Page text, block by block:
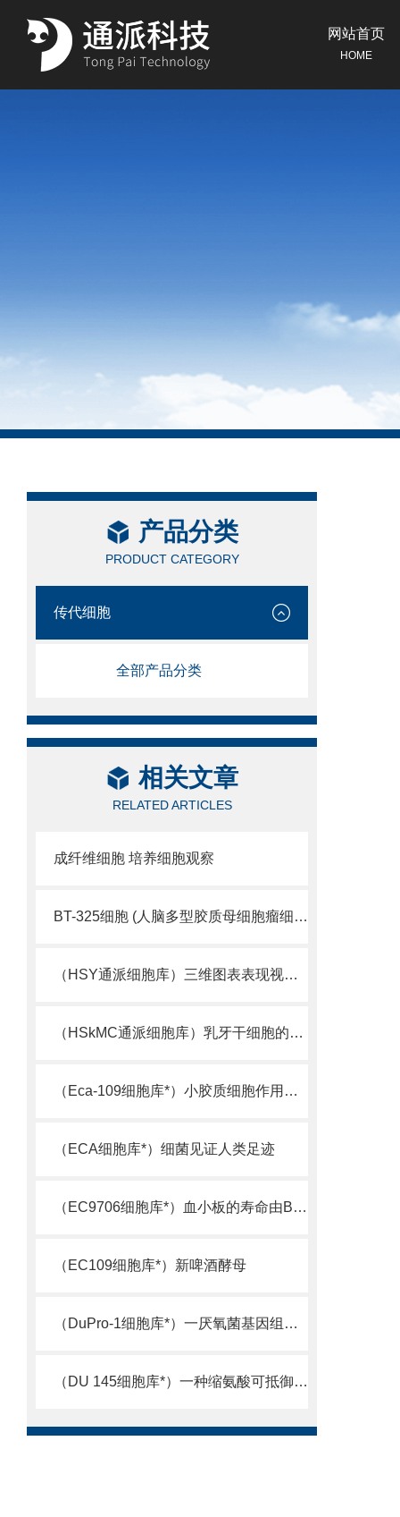
网站首页
HOME
产品分类
PRODUCT CATEGORY
传代细胞
全部产品分类
相关文章
RELATED ARTICLES
成纤维细胞 培养细胞观察
BT-325细胞 (人脑多型胶质母细胞瘤细胞库)
（HSY通派细胞库）三维图表表现视觉细胞活性
（HSkMC通派细胞库）乳牙干细胞的又一来源
（Eca-109细胞库*）小胶质细胞作用机制被揭示
（ECA细胞库*）细菌见证人类足迹
（EC9706细胞库*）血小板的寿命由Bcl-xL决定
（EC109细胞库*）新啤酒酵母
（DuPro-1细胞库*）一厌氧菌基因组测序完成
（DU 145细胞库*）一种缩氨酸可抵御超级细菌